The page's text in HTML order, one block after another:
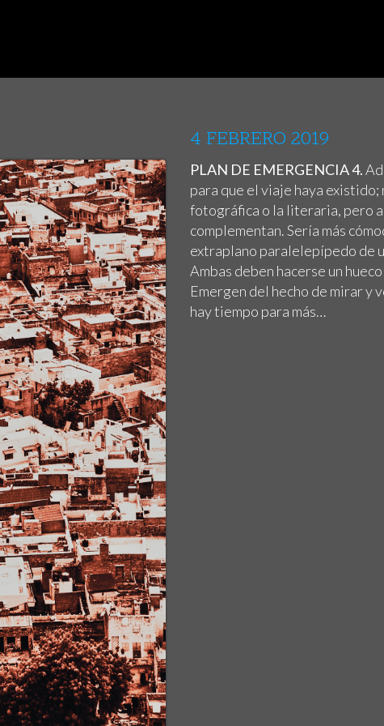
4 FEBRERO 2019
PLAN DE EMERGENCIA 4.
para que el viaje haya existido;
fotográfica o la literaria, pero
complementan. Sería más
extraplano paralelepípedo de
Ambas deben hacerse un
Emergen del hecho de mirar y
hay tiempo para más…